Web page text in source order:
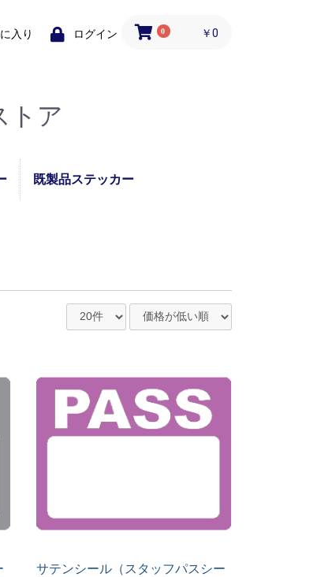
入り ログイン 0 ￥0
トア
既製品ステッカー
サテンシール（スタッフパスシー